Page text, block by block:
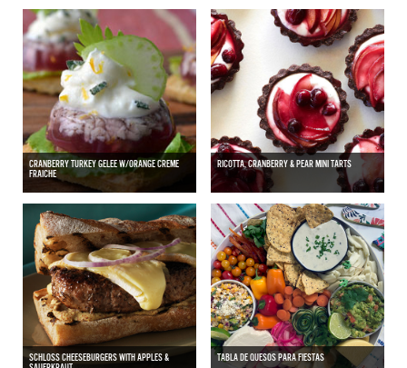
CRANBERRY TURKEY GELEE W/ORANGE CREME
FRAICHE
RICOTTA, CRANBERRY & PEAR MINI TARTS
SCHLOSS CHEESEBURGERS WITH APPLES &
TABLA DE QUESOS PARA FIESTAS